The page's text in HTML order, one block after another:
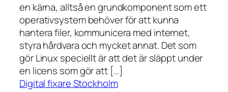
en kärna, alltså en grundkomponent som ett
operativsystem behöver för att kunna
hantera filer, kommunicera med internet,
styra hårdvara och mycket annat. Det som
gör Linux speciellt är att det är släppt under
en licens som gör att […]
Digital fixare Stockholm